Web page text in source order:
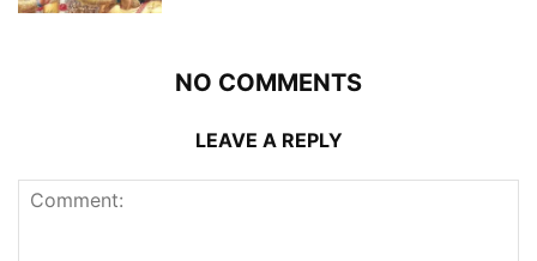
NO COMMENTS
LEAVE A REPLY